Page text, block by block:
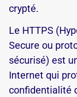
crypté.
Le HTTPS
Secure ou
sécurisé) est
Internet qui
confidentialité